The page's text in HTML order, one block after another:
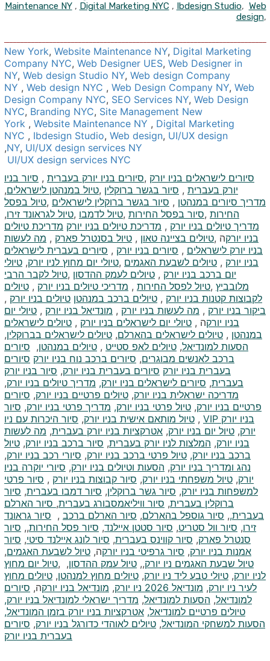
Maintenance NY, Digital Marketing NYC , Ibdesign Studio, Web
design,
, Website Maintenance NY, Digital Marketing
Company NYC, Web Designer UES, Web Designer in
NY, Web design Studio NY, Web design Company
NY , Web design NYC , Web Design Company NY, Web
Design Company NYC, SEO Services NY, Web Design
NYC, Branding NYC, Site Management New
York , Website Maintenance NY , Digital Marketing
NYC , Ibdesign Studio, Web design, UI/UX design
NY, UI/UX design services NY
,
UI/UX design services NYC
סיורים לישראלים בניו יורק ,סיורים בניו יורק בעברית , סיור בניו
יורק בעברית , סיור בגשר ברוקלין ,טיול במנהטן לישראלים,
מדריך סיורים במנהטן , סיור בגשר ברוקלין לישראלים ,טיול בפסל
החירות ,סיור בפסל החירות ,טיול לדמבו ,טיול לגראונד זירו,
מדריך טיולים בניו יורק , מדריכת טיולים בניו יורק מדריכת טיולים
בניו יורקה ,טיולים בציינה טאון , טיול בסנטרל פארק , מה לעשות
בניו יורק לישראלים , סיורים בניו יורק , סיורים בעברית לישראלים
בניו יורק , טיולים לשבעת האגמים ,טיולי יום מחוץ לניו יורק, טיולי
יום ברכב בניו יורק , טיולים לעמק ההדסון ,טיול לקבר הרבי
מלובביץ ,טיול לפסל החירות , מדריכי טיולים בניו יורק , טיולים
לקבוצות קטנות בניו יורק , טיולים ברכב במנהטן טיולים בניו יורק ,
ביקור בניו יורק , מה לעשות בניו יורק , מונדיאל בניו יורק , טיולי יום
בניו יורקה , טיולי יום לישראלים בניו יורק , טיולים לישראלים
במנהטן , טיולים לישראלים בהארלם, טיולים לישראלים בברוקלין,
הסעות למונדיאל, טיולים לאפ סטייט , טיולים במנהטן, סיורים
ברכב לאנשים מבוגרים, סיורים ברכב נוח בניו יורק סיורים
בעברית בניו יורק סיורים בעברית בניו יורק, סיור בניו יורק
בעברית, סיורים לישראלים בניו יורק, מדריך טיולים בניו יורק,
מדריכה ישראלית בניו יורק, טיולים פרטיים בניו יורק, סיורים
פרטיים בניו יורק, טיול פרטי בניו יורק, מדריך פרטי בניו יורק, סיור
VIP בניו יורק , טיול מותאם אישית בניו יורק, סיור היכרות עם ניו
יורק, טיול יום בניו יורק, אטרקציות בניו יורק בעברית, מה לעשות
בניו יורק, המלצות לניו יורק בעברית, סיור ברכב בניו יורק, טיול
ברכב בניו יורק, טיול פרטי ברכב בניו יורק, סיורי רכב בניו יורק,
נהג ומדריך בניו יורק, הסעות וטיולים בניו יורק, סיורי יוקרה בניו
יורק, טיול משפחתי בניו יורק, סיור קבוצות בניו יורק , סיור פרטי
למשפחות בניו יורק, סיור גשר ברוקלין, סיור דמבו בעברית, סיור
ברוקלין בעברית, סיור וויליאמסבורג בעברית, סיור הארלם
בעברית,, סיור גוספל בהארלם, סיור הארלם ברכב , סיור גראונד
זירו, סיור וול סטריט, סיור סטטן איילנד, סיור פסל החירות,, סיור
סנטרל פארק, סיור קווינס בעברית, סיור לונג איילנד סיטי, סיור
אמנות בניו יורק, סיור גרפיטי בניו יורקה, טיול לשבעת האגמים,
טיול שבעת האגמים ניו יורק,, טיול עמק ההדסון,
,טיול יום מחוץ
לניו יורק, טיולי טבע ליד ניו יורק, טיולים מחוץ למנהטן, טיולים מחוץ
לעיר ניו יורק, מונדיאל 2026 ניו יורק , מונדיאל בניו יורקה, סיורים
למונדיאל, הסעות למונדיאל, מדריך ישראלי למונדיאל בניו יורק,
טיולים פרטיים למונדיאל, אטרקציות בניו יורק בזמן המונדיאל,
הסעות למשחקי המונדיאל, טיולים לאוהדי כדורגל בניו יורק, סיורים
בעברית בניו יורק